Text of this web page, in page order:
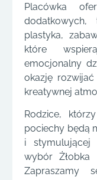
Placówka
plastyka,
które
emocjonalny
okazję
kreatywnej
Rodzice,
pociechy będą
i stymulującej
wybór Żłobka
Zapraszamy